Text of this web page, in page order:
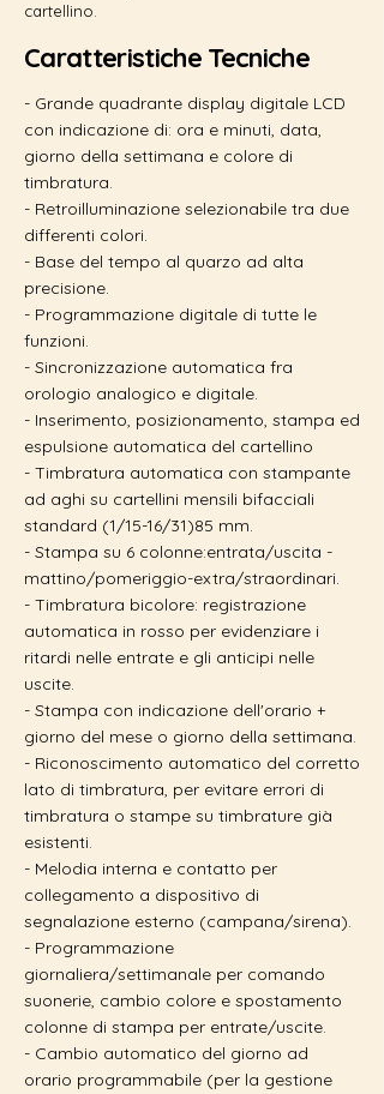
cartellino.
Caratteristiche Tecniche
- Grande quadrante display digitale LCD
con indicazione di: ora e minuti, data,
giorno della settimana e colore di
timbratura.
- Retroilluminazione selezionabile tra due
differenti colori.
- Base del tempo al quarzo ad alta
precisione.
- Programmazione digitale di tutte le
funzioni.
- Sincronizzazione automatica fra
orologio analogico e digitale.
- Inserimento, posizionamento, stampa ed
espulsione automatica del cartellino
- Timbratura automatica con stampante
ad aghi su cartellini mensili bifacciali
standard (1/15-16/31)85 mm.
- Stampa su 6 colonne:entrata/uscita -
mattino/pomeriggio-extra/straordinari.
- Timbratura bicolore: registrazione
automatica in rosso per evidenziare i
ritardi nelle entrate e gli anticipi nelle
uscite.
- Stampa con indicazione dell'orario +
giorno del mese o giorno della settimana.
- Riconoscimento automatico del corretto
lato di timbratura, per evitare errori di
timbratura o stampe su timbrature già
esistenti.
- Melodia interna e contatto per
collegamento a dispositivo di
segnalazione esterno (campana/sirena).
- Programmazione
giornaliera/settimanale per comando
suonerie, cambio colore e spostamento
colonne di stampa per entrate/uscite.
- Cambio automatico del giorno ad
orario programmabile (per la gestione